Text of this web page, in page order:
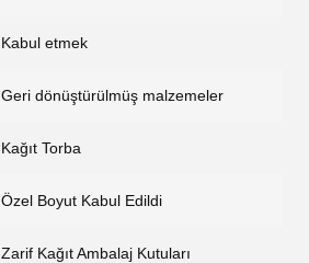
Kabul etmek
Geri dönüştürülmüş malzemeler
Kağıt Torba
Özel Boyut Kabul Edildi
Zarif Kağıt Ambalaj Kutuları